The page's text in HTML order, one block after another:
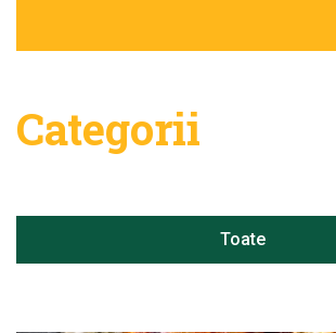
Categorii
Toate